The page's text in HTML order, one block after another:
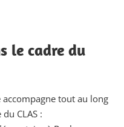
le cadre du
accompagne tout au long
CLAS :